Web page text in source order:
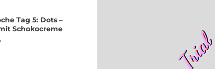
Tag 5: Dots –
Schokocreme